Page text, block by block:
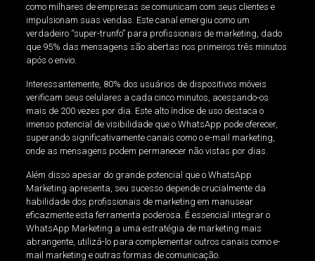
como milhares de empresas se comunicam com seus clientes e
impulsionam suas vendas. Este canal emergiu como um
verdadeiro “super-trunfo” para profissionais de marketing, dado
que 95% das mensagens são abertas nos primeiros três minutos
após o envio.
Interessantemente, 80% dos usuários de dispositivos móveis
verificam seus celulares a cada cinco minutos, acessando-os
mais de 200 vezes por dia. Este alto índice de uso destaca o
imenso potencial de visibilidade que o WhatsApp pode oferecer,
superando significativamente canais como o e-mail marketing,
onde as mensagens podem permanecer não vistas por dias.
Além disso apesar do grande potencial que o WhatsApp
Marketing apresenta, seu sucesso depende crucialmente da
habilidade dos profissionais de marketing em manusear
eficazmente esta ferramenta poderosa. É essencial integrar o
WhatsApp Marketing a uma estratégia de marketing mais
abrangente, utilizá-lo para complementar outros canais como e-
mail marketing e outras formas de comunicação.